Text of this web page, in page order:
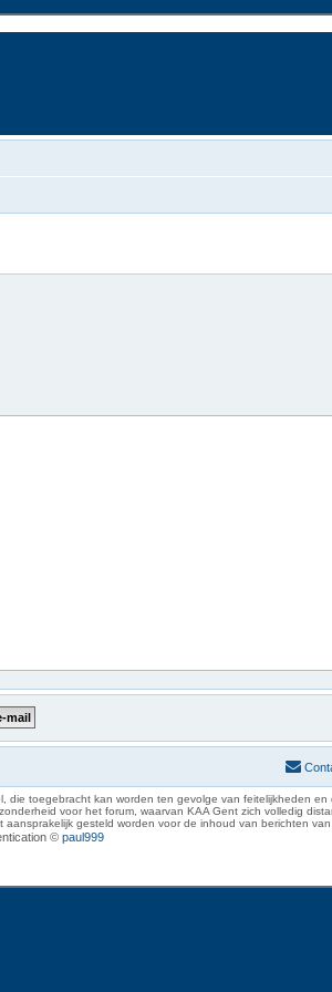
toegebracht kan worden ten gevolge van feitelijkheden
voor het forum, waarvan KAA Gent zich volledig
gesteld worden voor de inhoud van berichten van
© paul999